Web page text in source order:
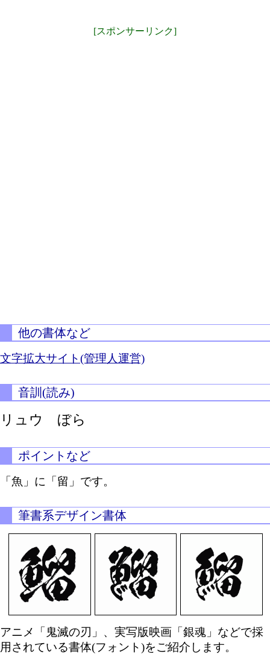
[スポンサーリンク]
他の書体など
文字拡大サイト(管理人運営)
音訓(読み)
リュウ ぼら
ポイントなど
「魚」に「留」です。
筆書系デザイン書体
アニメ「鬼滅の刃」、実写版映画「銀魂」などで採
用されている書体(フォント)をご紹介します。